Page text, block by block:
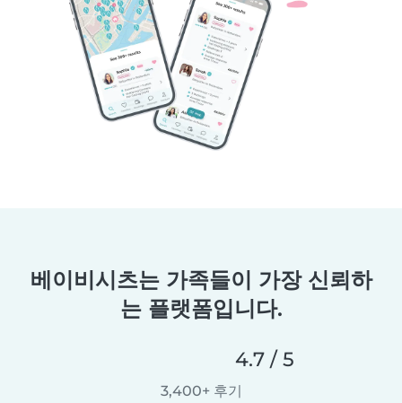
베이비시츠는 가족들이 가장 신뢰하
는 플랫폼입니다.
4.7 / 5
3,400+ 후기